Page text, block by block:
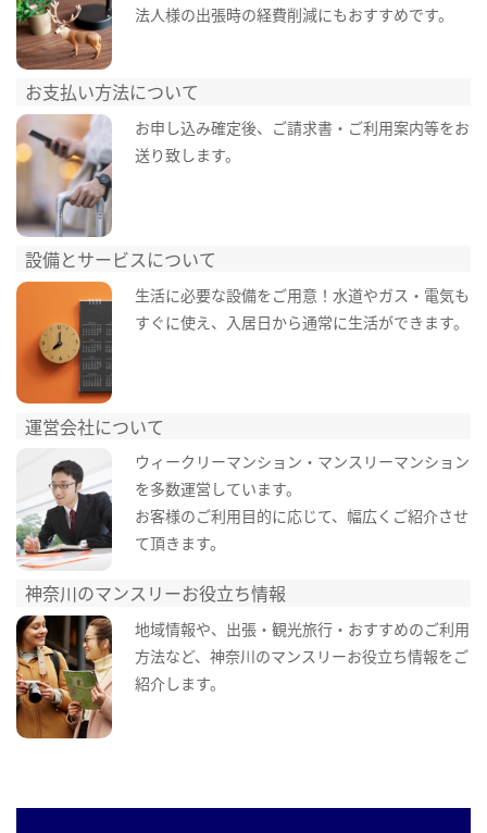
法人様の出張時の経費削減にもおすすめです。
お支払い方法について
お申し込み確定後、ご請求書・ご利用案内等をお
送り致します。
設備とサービスについて
生活に必要な設備をご用意！水道やガス・電気も
すぐに使え、入居日から通常に生活ができます。
運営会社について
ウィークリーマンション・マンスリーマンション
を多数運営しています。
お客様のご利用目的に応じて、幅広くご紹介させ
て頂きます。
神奈川のマンスリーお役立ち情報
地域情報や、出張・観光旅行・おすすめのご利用
方法など、神奈川のマンスリーお役立ち情報をご
紹介します。